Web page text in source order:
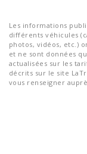
Les informations
différents véhicules
photos, vidéos, etc.)
et ne sont données
actualisées sur les
décrits sur le site
vous renseigner